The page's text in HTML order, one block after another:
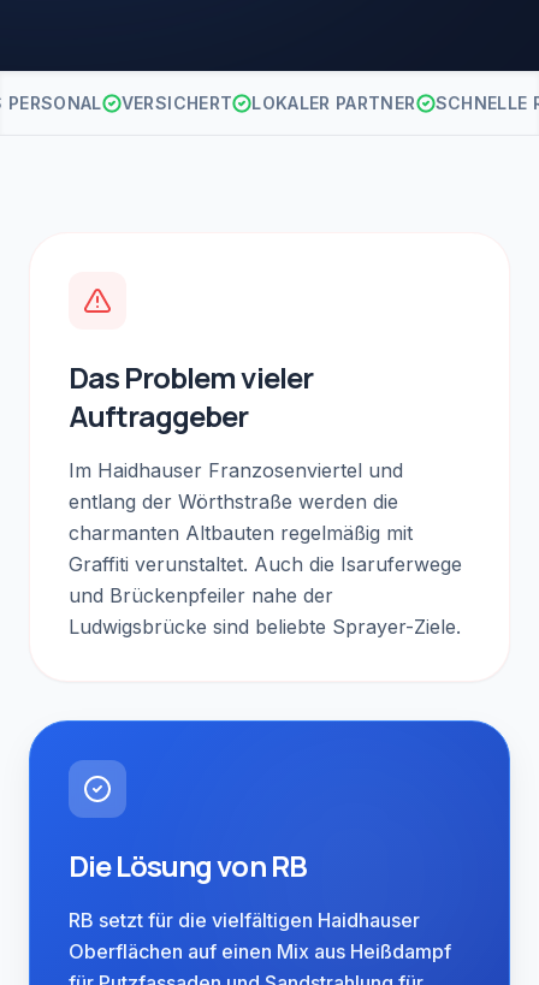
PERSONAL VERSICHERT LOKALER PARTNER SCHNELLE
Das Problem vieler
Auftraggeber
Im Haidhauser Franzosenviertel und
entlang der Wörthstraße werden die
charmanten Altbauten regelmäßig mit
Graffiti verunstaltet. Auch die Isaruferwege
und Brückenpfeiler nahe der
Ludwigsbrücke sind beliebte Sprayer-Ziele.
Die Lösung von RB
RB setzt für die vielfältigen Haidhauser
Oberflächen auf einen Mix aus Heißdampf